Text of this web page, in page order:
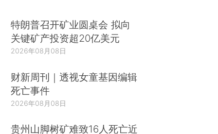
特朗普召开矿业圆桌会 拟向
关键矿产投资超20亿美元
2026年08月08日
财新周刊｜透视女童基因编辑
死亡事件
2026年08月08日
贵州山脚树矿难致16人死亡近